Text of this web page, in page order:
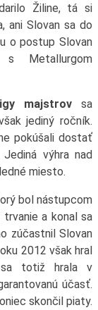
Žiline, tá si
ani Slovan sa do
o postup Slovan
Metallurgom
majstrov sa
jediný ročník.
pokúšali dostať
výhra nad
miesto.
bol nástupcom
a konal sa
zúčastnil Slovan
2012 však hral
sa totiž hrala v
účasť.
skončil piaty.